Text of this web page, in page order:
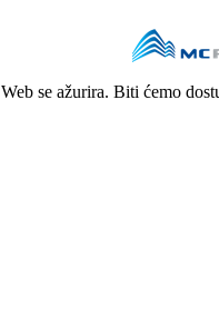
Web se ažurira. Biti ćemo